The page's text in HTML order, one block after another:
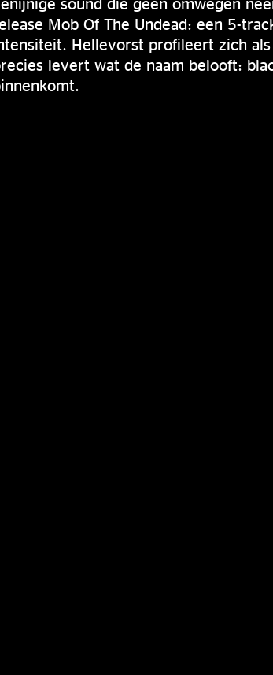
Mob Of The Undead: een 5-
Hellevorst profileert zich
levert wat de naam belooft: